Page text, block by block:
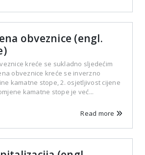
obveznice (engl.
kreće se sukladno sljedećim
obveznice kreće se inverzno
kamatne stope, 2. osjetljivost cijene
kamatne stope je već...
Read more